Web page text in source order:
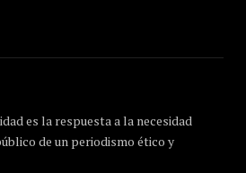
es la respuesta a la necesidad
de un periodismo ético y